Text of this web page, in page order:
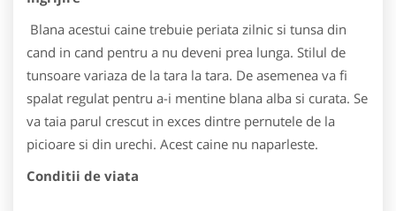
Blana acestui caine trebuie periata zilnic si tunsa din
cand in cand pentru a nu deveni prea lunga. Stilul de
tunsoare variaza de la tara la tara. De asemenea va fi
spalat regulat pentru a-i mentine blana alba si curata. Se
va taia parul crescut in exces dintre pernutele de la
picioare si din urechi. Acest caine nu naparleste.
Conditii de viata